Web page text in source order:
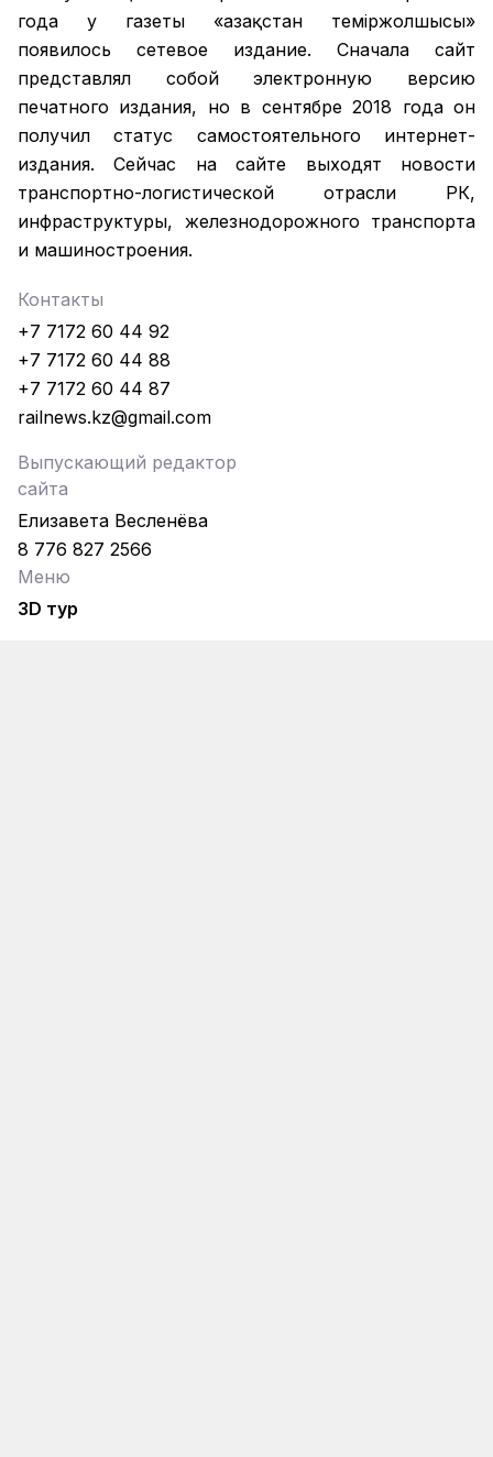
года у газеты «Қазақстан теміржолшысы»
появилось сетевое издание. Сначала сайт
представлял собой электронную версию
печатного издания, но в сентябре 2018 года он
получил статус самостоятельного интернет-
издания. Сейчас на сайте выходят новости
транспортно-логистической отрасли РК,
инфраструктуры, железнодорожного транспорта
и машиностроения.
Контакты
+7 7172 60 44 92
+7 7172 60 44 88
+7 7172 60 44 87
railnews.kz@gmail.com
Выпускающий редактор
сайта
Елизавета Весленёва
8 776 827 2566
Меню
3D тур